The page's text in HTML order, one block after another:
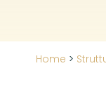
Home >